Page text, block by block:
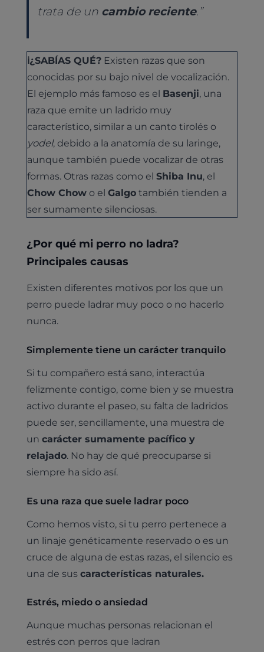
trata de un cambio reciente.”
ℹ️¿SABÍAS QUÉ?Existen razas que son
conocidas por su bajo nivel de vocalización.
El ejemplo más famoso es el Basenji, una
raza que emite un ladrido muy
característico, similar a un canto tirolés o
yodel, debido a la anatomía de su laringe,
aunque también puede vocalizar de otras
formas. Otras razas como el Shiba Inu, el
Chow Chowo el Galgotambién tienden a
ser sumamente silenciosas.
¿Por qué mi perro no ladra?
Principales causas
Existen diferentes motivos por los que un
perro puede ladrar muy poco o no hacerlo
nunca.
Simplemente tiene un carácter tranquilo
Si tu compañero está sano, interactúa
felizmente contigo, come bien y se muestra
activo durante el paseo, su falta de ladridos
puede ser, sencillamente, una muestra de
un carácter sumamente pacífico y
relajado. No hay de qué preocuparse si
siempre ha sido así.
Es una raza que suele ladrar poco
Como hemos visto, si tu perro pertenece a
un linaje genéticamente reservado o es un
cruce de alguna de estas razas, el silencio es
una de sus características naturales.
Estrés, miedo o ansiedad
Aunque muchas personas relacionan el
estrés con perros que ladran